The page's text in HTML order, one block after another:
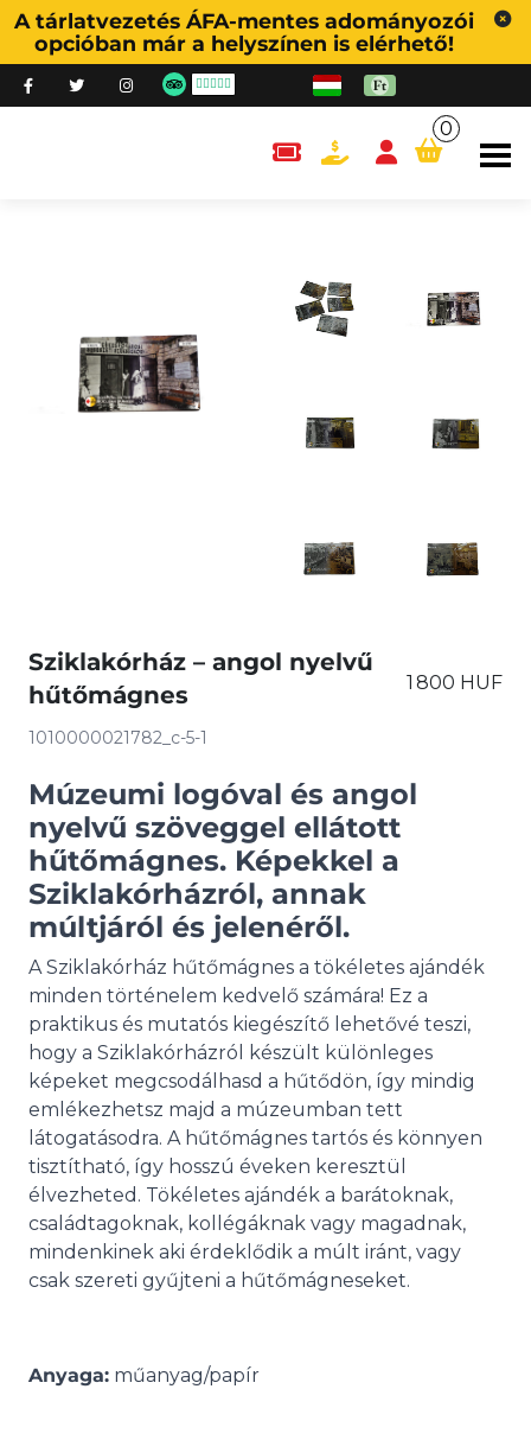
A tárlatvezetés ÁFA-mentes adományozói
opcióban már a helyszínen is elérhető!
content.cart
0
Sziklakórház – angol nyelvű
hűtőmágnes
1 800 HUF
1010000021782_c-5-1
Múzeumi logóval és angol
nyelvű szöveggel ellátott
hűtőmágnes. Képekkel a
Sziklakórházról, annak
múltjáról és jelenéről.
A Sziklakórház hűtőmágnes a tökéletes ajándék
minden történelem kedvelő számára! Ez a
praktikus és mutatós kiegészítő lehetővé teszi,
hogy a Sziklakórházról készült különleges
képeket megcsodálhasd a hűtődön, így mindig
emlékezhetsz majd a múzeumban tett
látogatásodra. A hűtőmágnes tartós és könnyen
tisztítható, így hosszú éveken keresztül
élvezheted. Tökéletes ajándék a barátoknak,
családtagoknak, kollégáknak vagy magadnak,
mindenkinek aki érdeklődik a múlt iránt, vagy
csak szereti gyűjteni a hűtőmágneseket.
Anyaga: műanyag/papír